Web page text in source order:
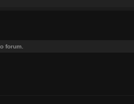
forum.